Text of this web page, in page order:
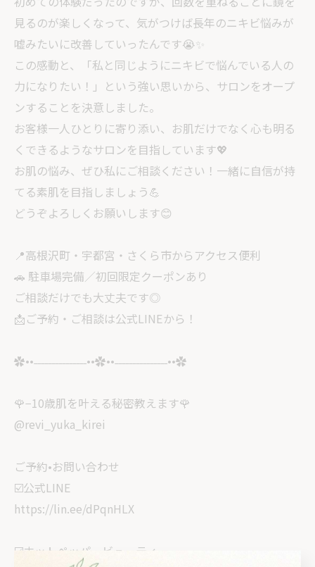
見るのが楽しくなって、気がつけば長年のニキビ悩みが
嘘みたいに改善していったんです😭✨
この感動と、「私と同じようにニキビで悩んでいる人の
力になりたい！」という強い思いから、サロンをオープ
ンすることを決意しました。
お客様一人ひとりに寄り添い、お肌だけでなく心も明る
くできるようなサロンを目指しています💖
お肌の悩み、ぜひ私にご相談ください！一緒に自信が持
てる素肌を目指しましょう💪
どうぞよろしくお願いします😊
📍高根沢町・宇都宮・さくら市からアクセス便利
🚗 駐車場完備／初回限定クーポンあり
ご相談だけでも大丈夫です◎
📩ご予約・ご相談は公式LINEから！
✿••˗˗˗˗˗˗˗˗˗˗˗˗˗˗˗••✿••˗˗˗˗˗˗˗˗˗˗˗˗˗˗˗••✿
🌹−10歳肌を叶える秘密教えます🌹
@revi_yuka_kirei
ご予約•お問い合わせ
☑️公式LINE
https://lin.ee/dPqnHLX
☑️ホットペッパービューティー